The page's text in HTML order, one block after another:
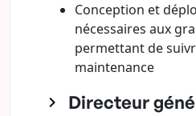
Conception et
nécessaires aux
permettant de
maintenance
Directeur